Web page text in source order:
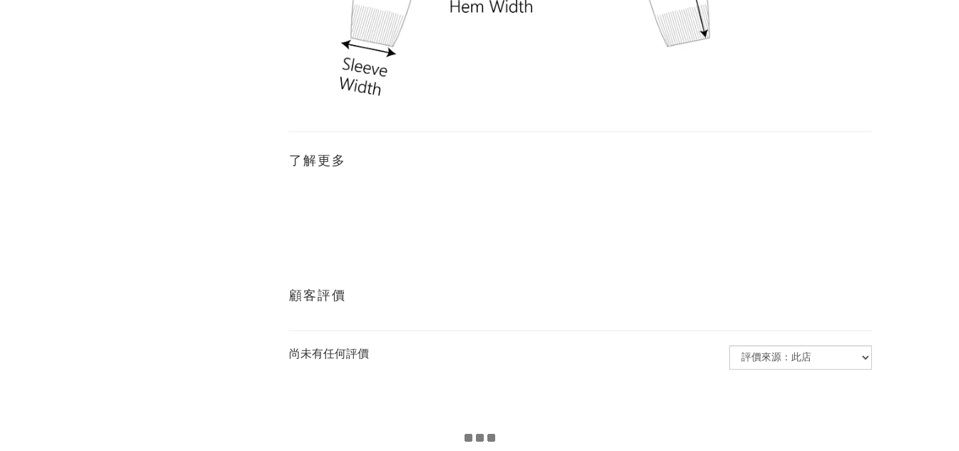
了解更多
顧客評價
尚未有任何評價